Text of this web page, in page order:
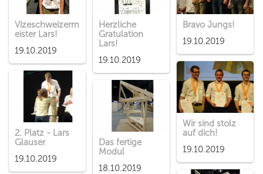
Vizeschweizerm
eister Lars!
19.10.2019
Herzliche
Gratulation
Lars!
19.10.2019
Bravo Jungs!
19.10.2019
Wir sind stolz
auf dich!
19.10.2019
2. Platz - Lars
Glauser
19.10.2019
Das fertige
Modul
18.10.2019